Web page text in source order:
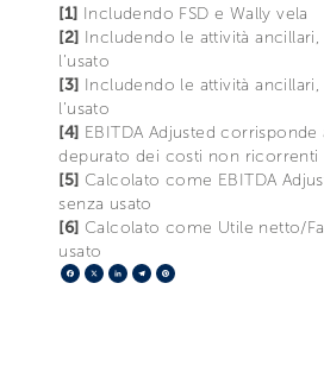
[1] Includendo FSD e Wally vela
[2] Includendo le attività ancillari,
l’usato
[3] Includendo le attività ancillari,
l’usato
[4] EBITDA Adjusted corrisponde
depurato dei costi non ricorrenti
[5] Calcolato come EBITDA
senza usato
[6] Calcolato come Utile netto/
usato
Facebook
X LinkedIn
Telegram